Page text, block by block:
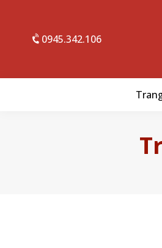
0945.342.106